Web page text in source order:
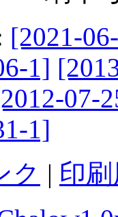
[2021-
1]
07-
1]
ク | 印